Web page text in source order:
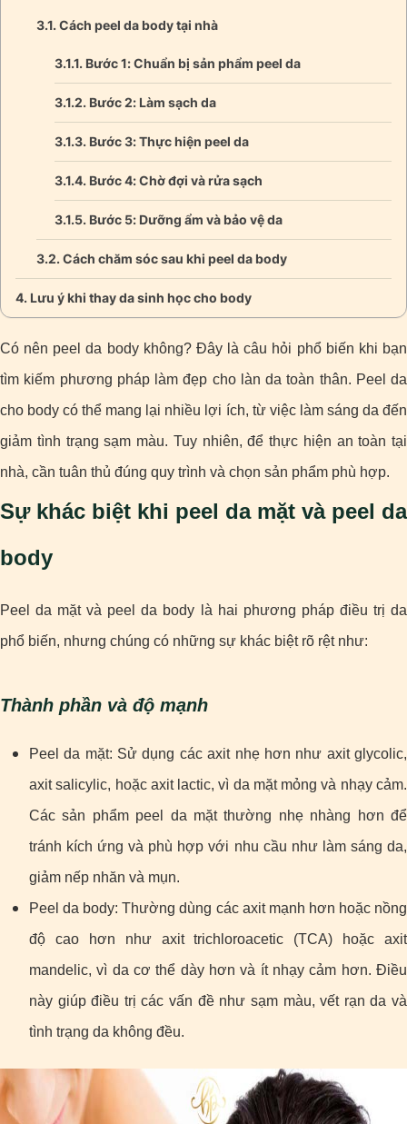
Cách peel da body tại nhà
Bước 1: Chuẩn bị sản phẩm peel da
Bước 2: Làm sạch da
Bước 3: Thực hiện peel da
Bước 4: Chờ đợi và rửa sạch
Bước 5: Dưỡng ẩm và bảo vệ da
Cách chăm sóc sau khi peel da body
Lưu ý khi thay da sinh học cho body
Có nên peel da body không? Đây là câu hỏi phổ biến khi bạn
tìm kiếm phương pháp làm đẹp cho làn da toàn thân. Peel da
cho body có thể mang lại nhiều lợi ích, từ việc làm sáng da đến
giảm tình trạng sạm màu. Tuy nhiên, để thực hiện an toàn tại
nhà, cần tuân thủ đúng quy trình và chọn sản phẩm phù hợp.
Sự khác biệt khi peel da mặt và peel da
body
Peel da mặt và peel da body là hai phương pháp điều trị da
phổ biến, nhưng chúng có những sự khác biệt rõ rệt như:
Thành phần và độ mạnh
Peel da mặt: Sử dụng các axit nhẹ hơn như axit glycolic,
axit salicylic, hoặc axit lactic, vì da mặt mỏng và nhạy cảm.
Các sản phẩm peel da mặt thường nhẹ nhàng hơn để
tránh kích ứng và phù hợp với nhu cầu như làm sáng da,
giảm nếp nhăn và mụn.
Peel da body: Thường dùng các axit mạnh hơn hoặc nồng
độ cao hơn như axit trichloroacetic (TCA) hoặc axit
mandelic, vì da cơ thể dày hơn và ít nhạy cảm hơn. Điều
này giúp điều trị các vấn đề như sạm màu, vết rạn da và
tình trạng da không đều.